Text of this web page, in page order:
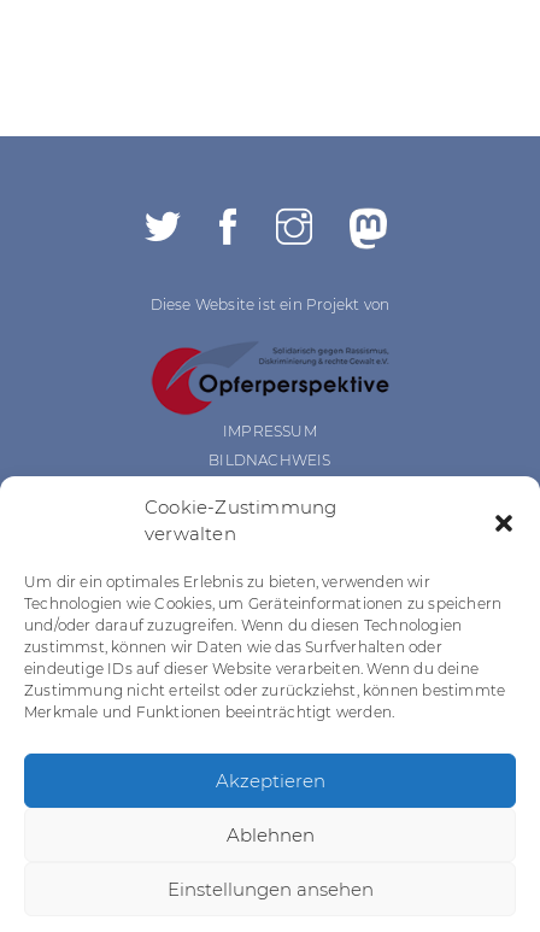
Cookie-Zustimmung
verwalten
Um dir ein optimales Erlebnis zu bieten, verwenden wir
Technologien wie Cookies, um Geräteinformationen zu speichern
und/oder darauf zuzugreifen. Wenn du diesen Technologien
zustimmst, können wir Daten wie das Surfverhalten oder
eindeutige IDs auf dieser Website verarbeiten. Wenn du deine
Zustimmung nicht erteilst oder zurückziehst, können bestimmte
Merkmale und Funktionen beeinträchtigt werden.
Akzeptieren
Ablehnen
Einstellungen ansehen
Diese Website ist ein Projekt von
IMPRESSUM
BILDNACHWEIS
BARRIEREFREIHEIT
COOKIE RICHTLINIEN
Das Projekt wurde gefördert durch:
Das Projekt wurde gefördert durch:
© 2022, OPFERPERSPEKTIVE E.V., WEBDESIGN &